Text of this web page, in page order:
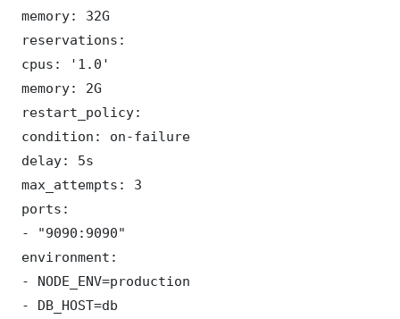
memory: 32G
reservations:
cpus: '1.0'
memory: 2G
restart_policy:
condition: on-failure
delay: 5s
max_attempts: 3
ports:
- "9090:9090"
environment:
- NODE_ENV=production
- DB_HOST=db